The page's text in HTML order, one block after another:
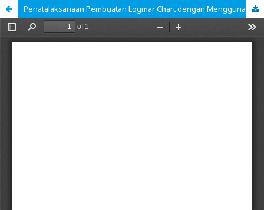
Penatalaksanaan Pembuatan Logmar Chart dengan Menggunakan Simbol